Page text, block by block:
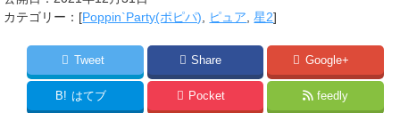
カテゴリー：[Poppin`Party(ポピパ) ピュア ,星2]
Tweet Share Google+
B! はてブ Pocket feedly